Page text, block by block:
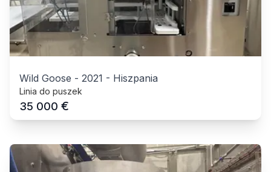
Wild Goose - 2021 - Hiszpania
Linia do puszek
35 000 €